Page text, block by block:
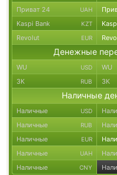
Приват 24 UAH
Kaspi Bank KZT
Revolut EUR
Денежные
WU USD WU
ЗК RUB ЗК
Наличные
Наличные USD
Наличные RUB
Наличные EUR
Наличные UAH
Наличные CNY